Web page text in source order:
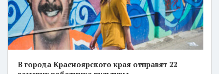
В города Красноярского края отправят 22